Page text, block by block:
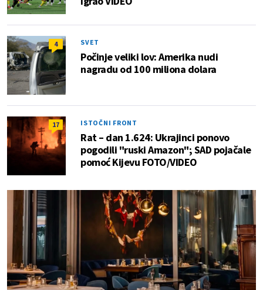
4 SVET
Počinje veliki lov: Amerika nudi
nagradu od 100 miliona dolara
17 ISTOČNI FRONT
Rat – dan 1.624: Ukrajinci ponovo
pogodili "ruski Amazon"; SAD pojačale
pomoć Kijevu FOTO/VIDEO